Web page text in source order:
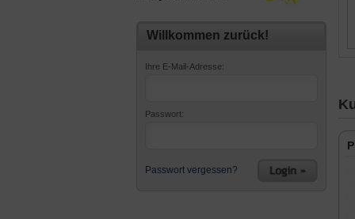
Willkommen zurück!
Ihre E-Mail-Adresse:
Passwort:
Passwort vergessen?